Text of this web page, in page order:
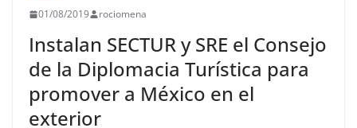
01/08/2019 rociomena
Instalan SECTUR y SRE el Consejo
de la Diplomacia Turística para
promover a México en el
exterior